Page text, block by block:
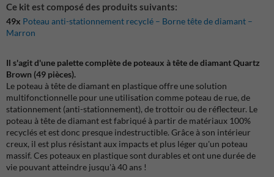
Ce kit est composé des produits suivants:
49x Poteau anti-stationnement recyclé – Borne tête de diamant –
Marron
Il s'agit d'une palette complète de poteaux à tête de diamant Quartz
Brown (49 pièces).
Le poteau à tête de diamant en plastique offre une solution
multifonctionnelle pour une utilisation comme poteau de rue, de
stationnement (anti-stationnement), de trottoir ou de réflecteur. Le
poteau à tête de diamant est fabriqué à partir de matériaux 100%
recyclés et est donc presque indestructible. Grâce à son intérieur
creux, il est plus résistant aux impacts et plus léger qu'un poteau
massif. Ces poteaux en plastique sont durables et ont une durée de
vie pouvant atteindre jusqu'à 40 ans !